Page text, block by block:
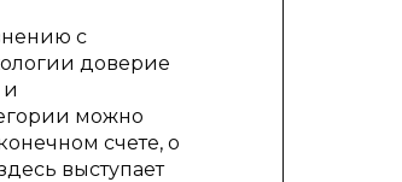
с
доверие
и
можно
счете, о
выступает